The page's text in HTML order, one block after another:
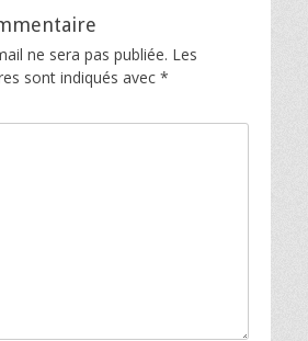
ne sera pas publiée. Les
sont indiqués avec *